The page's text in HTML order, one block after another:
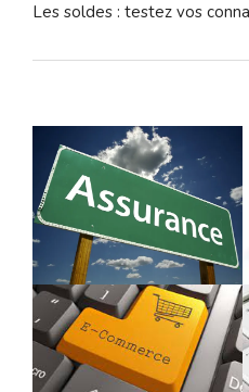
Les soldes : testez vos